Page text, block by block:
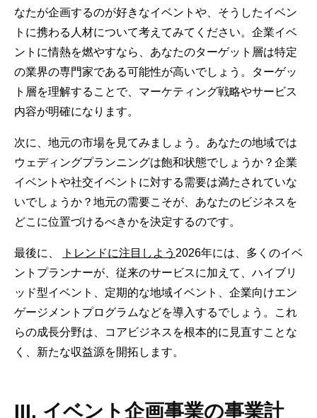
なたが企画するのが好きなイベントや、そうしたイベン
トに携わる人材について考えてみてください。企業イベ
ントに情熱を燃やすなら、あなたのターゲット層は特定
の業界の専門家である可能性が高いでしょう。ターゲッ
ト層を理解することで、マーケティング戦略やサービス
内容が明確になります。
次に、地元の市場を見てみましょう。あなたの地域では
ウェディングプランニングは飽和状態でしょうか？企業
イベントや社交イベントに対する需要は満たされていな
いでしょうか？地元の需要こそが、あなたのビジネスを
どこに位置づけるべきかを決定するのです。
最後に、 トレンドに注目しよう 2026年には、多くのイベ
ントプランナーが、従来のサービスに加えて、ハイブリ
ッド型イベント、定期的な地域イベント、企業向けエン
ゲージメントプログラムなどを導入するでしょう。これ
らの成長分野は、コアビジネスを根本的に見直すことな
く、新たな収益源を開拓します。
III. イベント企画事業の事業計